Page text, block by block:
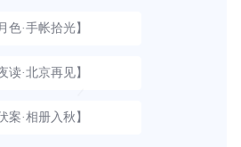
色·手帐拾光】
读·北京再见】
案·相册入秋】